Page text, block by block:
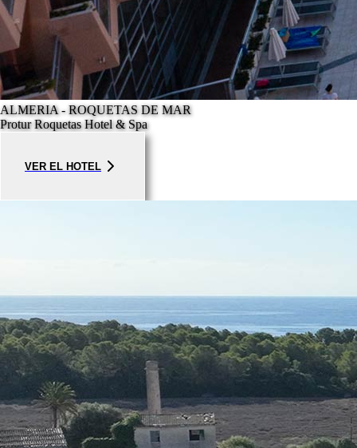
ALMERIA - ROQUETAS DE MAR
Protur Roquetas Hotel & Spa
VER EL HOTEL